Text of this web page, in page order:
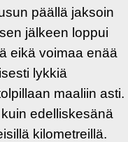
päällä jaksoin
jälkeen loppui
eikä voimaa enää
lykkiä
maaliin asti.
edelliskesänä
kilometreillä.